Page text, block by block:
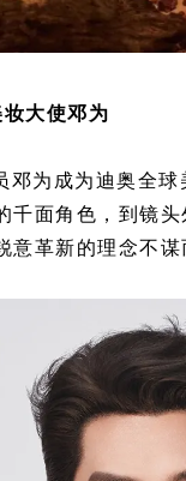
大使邓为
邓为成为迪奥全
千面角色，到镜
意革新的理念不谋